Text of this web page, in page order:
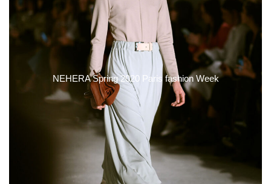
NEHERA Spring 2020 Paris fashion Week